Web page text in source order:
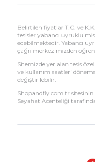
Belirtilen fiyatlar T.C. ve
tesisler yabancı uyruklu
edebilmektedir. Yabancı
çağrı merkezimizden
Sitemizde yer alan tesis
ve kullanım saatleri
değiştirilebilir.
Shopandfly.com.tr
Seyahat Acenteliği